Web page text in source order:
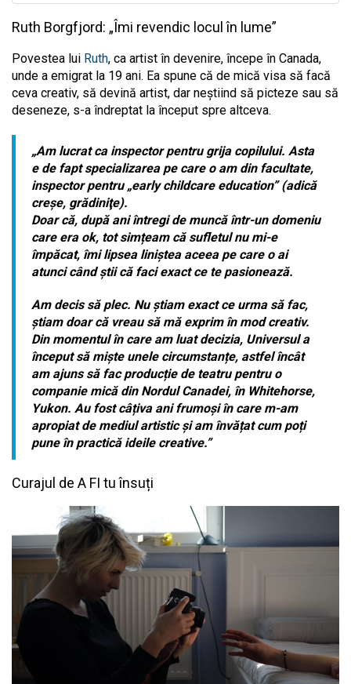
Ruth Borgfjord: „Îmi revendic locul în lume”
Povestea lui Ruth, ca artist în devenire, începe în Canada,
unde a emigrat la 19 ani. Ea spune că de mică visa să facă
ceva creativ, să devină artist, dar neștiind să picteze sau să
deseneze, s-a îndreptat la început spre altceva.
„Am lucrat ca inspector pentru grija copilului. Asta
e de fapt specializarea pe care o am din facultate,
inspector pentru „early childcare education” (adică
creşe, grădiniţe).
Doar că, după ani întregi de muncă într-un domeniu
care era ok, tot simțeam că sufletul nu mi-e
împăcat, îmi lipsea liniștea aceea pe care o ai
atunci când știi că faci exact ce te pasionează.
Am decis să plec. Nu știam exact ce urma să fac,
știam doar că vreau să mă exprim în mod creativ.
Din momentul în care am luat decizia, Universul a
început să miște unele circumstanțe, astfel încât
am ajuns să fac producție de teatru pentru o
companie mică din Nordul Canadei, în Whitehorse,
Yukon. Au fost câțiva ani frumoși în care m-am
apropiat de mediul artistic și am învățat cum poți
pune în practică ideile creative.”
Curajul de A FI tu însuți